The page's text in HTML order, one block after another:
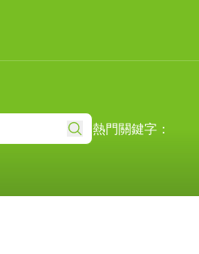
熱門關鍵字：